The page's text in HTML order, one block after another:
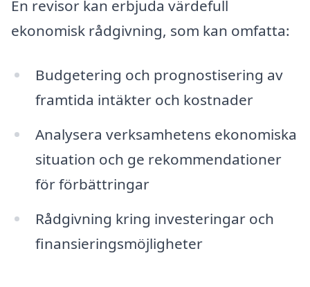
En revisor kan erbjuda värdefull
ekonomisk rådgivning, som kan omfatta:
Budgetering och prognostisering av
framtida intäkter och kostnader
Analysera verksamhetens ekonomiska
situation och ge rekommendationer
för förbättringar
Rådgivning kring investeringar och
finansieringsmöjligheter